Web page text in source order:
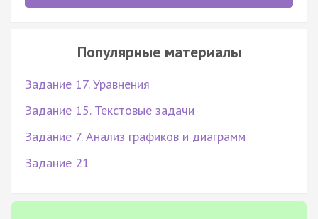
Популярные материалы
Задание 17. Уравнения
Задание 15. Текстовые задачи
Задание 7. Анализ графиков и диаграмм
Задание 21